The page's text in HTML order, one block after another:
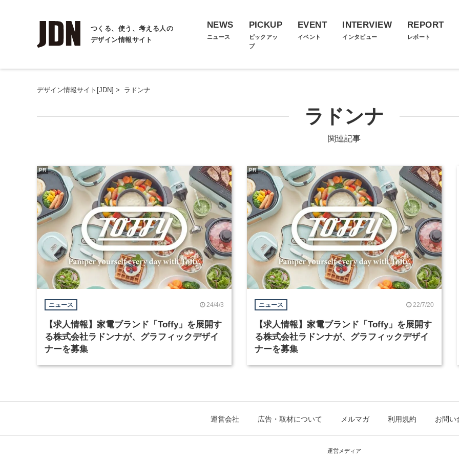
つくる、使う、考える人の
デザイン情報サイト
NEWS
ニュース
PICKUP
ピックアッ
プ
EVENT
イベント
INTERVIEW
インタビュー
REPORT
レポート
デザイン情報サイト[JDN] > ラドンナ
ラドンナ
関連記事
ニュース 24/4/3
【求人情報】家電ブランド「Toffy」を展開す
る株式会社ラドンナが、グラフィックデザイ
ナーを募集
PR
ニュース 22/7/20
【求人情報】家電ブランド「Toffy」を展開す
る株式会社ラドンナが、グラフィックデザイ
ナーを募集
PR
運営会社 広告・取材について メルマガ 利用規約 お問い
運営メディア